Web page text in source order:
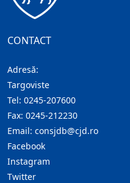
CONTACT
Adresă:
Targoviste
Tel: 0245-207600
Fax: 0245-212230
Email: consjdb@cjd.ro
Facebook
Instagram
Twitter